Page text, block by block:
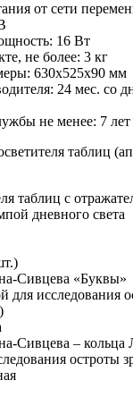
от сети
16 Вт
не более: 3 кг
630х525х90 мм
24 мес. со
не менее: 7 лет
таблиц
таблиц с
дневного света
Сивцева «Буквы»
для исследования
Сивцева – кольца
остроты